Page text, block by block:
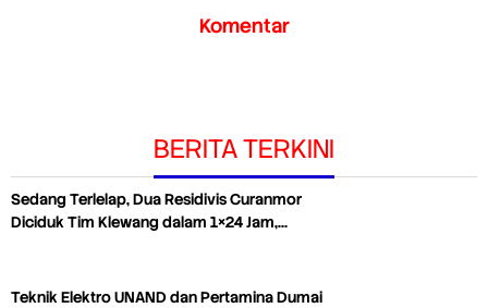
Komentar
BERITA TERKINI
Sedang Terlelap, Dua Residivis Curanmor
Diciduk Tim Klewang dalam 1×24 Jam,…
Teknik Elektro UNAND dan Pertamina Dumai